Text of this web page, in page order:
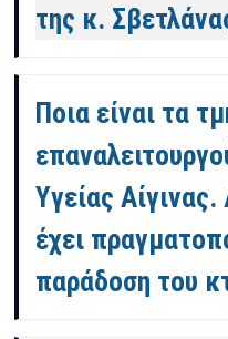
της κ.
Ποια είναι τα
Υγείας Αίγινας.
έχει
παράδοση του